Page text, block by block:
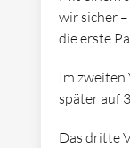
wir sicher
die erste
Im
später auf
Das dritte